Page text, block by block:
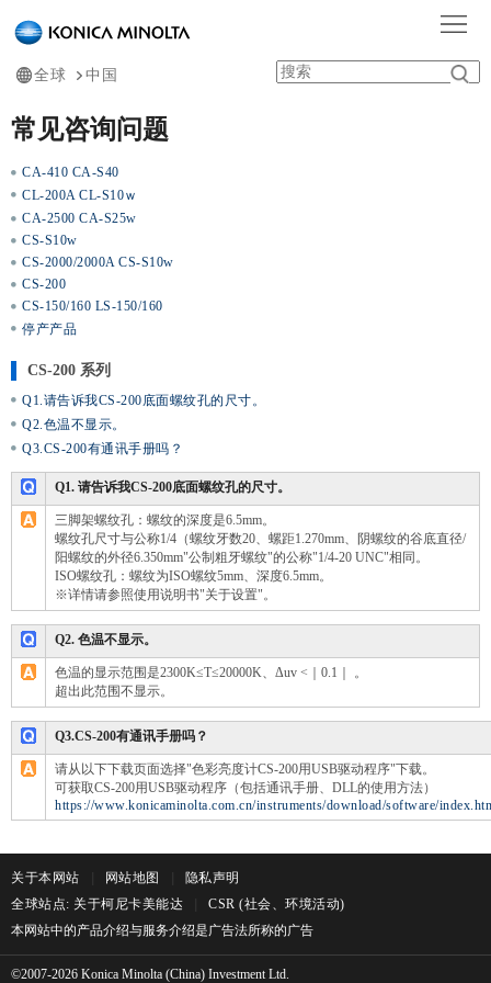
首
页
产
品
中
心
行
业
应
服
务
持
学
中
于
们
全球 中国
首页
常见咨询问题
CA-410 CA-S40
CL-200A CL-S10ｗ
CA-2500 CA-S25w
CS-S10w
CS-2000/2000A CS-S10w
CS-200
CS-150/160 LS-150/160
停产产品
CS-200 系列
Q1.请告诉我CS-200底面螺纹孔的尺寸。
Q2.色温不显示。
Q3.CS-200有通讯手册吗？
Q1. 请告诉我CS-200底面螺纹孔的尺寸。
三脚架螺纹孔：螺纹的深度是6.5mm。
螺纹孔尺寸与公称1/4（螺纹牙数20、螺距1.270mm、阴螺纹的谷底直径/
阳螺纹的外径6.350mm"公制粗牙螺纹"的公称"1/4-20 UNC"相同。
ISO螺纹孔：螺纹为ISO螺纹5mm、深度6.5mm。
※详情请参照使用说明书"关于设置"。
Q2. 色温不显示。
色温的显示范围是2300K≤T≤20000K、Δuv <｜0.1｜ 。
超出此范围不显示。
Q3.CS-200有通讯手册吗？
请从以下下载页面选择"色彩亮度计CS-200用USB驱动程序"下载。
可获取CS-200用USB驱动程序（包括通讯手册、DLL的使用方法）
https://www.konicaminolta.com.cn/instruments/download/software/
关于本网站 网站地图
隐私声明
全球站点: 关于柯尼卡美能达
CSR (社会、环境活动)
本网站中的产品介绍与服务介绍是广告法所称的广告
©2007-2026 Konica Minolta (China) Investment Ltd.